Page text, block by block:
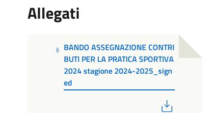
Allegati
BANDO ASSEGNAZIONE CONTRI
BUTI PER LA PRATICA SPORTIVA
2024 stagione 2024-2025_sign
ed